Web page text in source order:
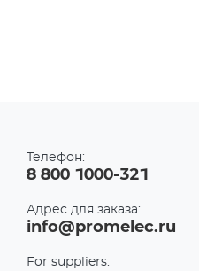
Телефон:
8 800 1000-321
Адрес для заказа:
info@promelec.ru
For suppliers: